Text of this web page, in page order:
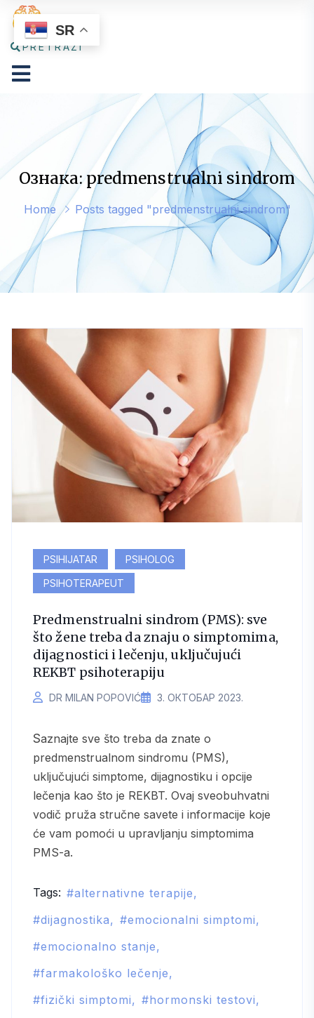
PRETRAŽI
Ознака: predmenstrualni sindrom
Home Posts tagged "predmenstrualni sindrom"
PSIHIJATAR
PSIHOLOG
PSIHOTERAPEUT
Predmenstrualni sindrom (PMS): sve
što žene treba da znaju o simptomima,
dijagnostici i lečenju, uključujući
REKBT psihoterapiju
DR MILAN POPOVIĆ 3. ОКТОБАР 2023.
Saznajte sve što treba da znate o
predmenstrualnom sindromu (PMS),
uključujući simptome, dijagnostiku i opcije
lečenja kao što je REKBT. Ovaj sveobuhvatni
vodič pruža stručne savete i informacije koje
će vam pomoći u upravljanju simptomima
PMS-a.
Tags:
alternativne terapije
dijagnostika
emocionalni simptomi
emocionalno stanje
farmakološko lečenje
fizički simptomi
hormonski testovi
SR